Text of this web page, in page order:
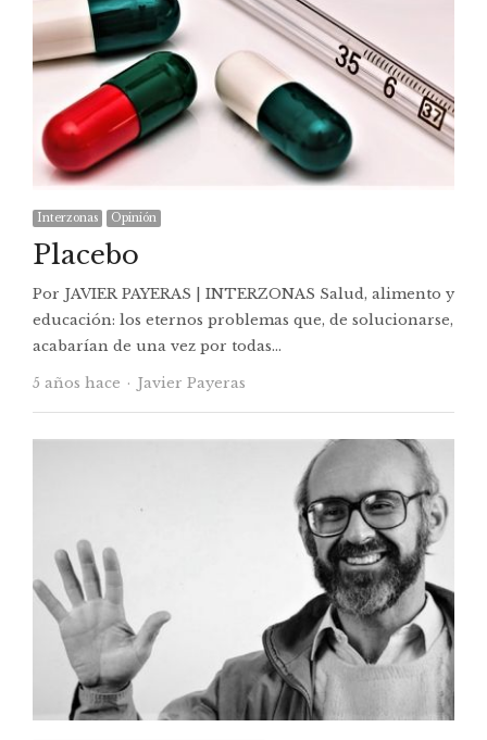
Interzonas Opinión
Placebo
Por JAVIER PAYERAS | INTERZONAS Salud, alimento y
educación: los eternos problemas que, de solucionarse,
acabarían de una vez por todas…
5 años hace
Autor
Javier Payeras